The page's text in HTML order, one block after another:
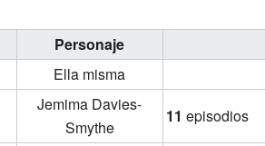
Personaje
Ella misma
Jemima Davies-
Smythe
11 episodios